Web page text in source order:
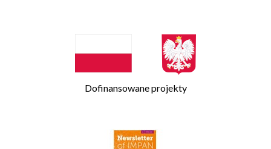
Dofinansowane projekty